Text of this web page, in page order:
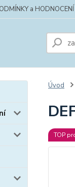
a HODNOCENÍ
Úvod
TOP